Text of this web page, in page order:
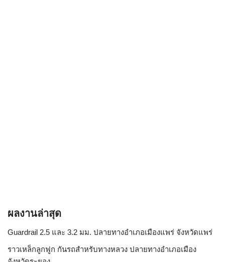
ผลงานล่าสุด
Guardrail 2.5 และ 3.2 มม. ปลายทางอำเภอเมืองแพร่ จังหวัดแพร่
ราวเหล็กลูกฟูก กันรถสําหรับทางหลวง ปลายทางอำเภอเมือง